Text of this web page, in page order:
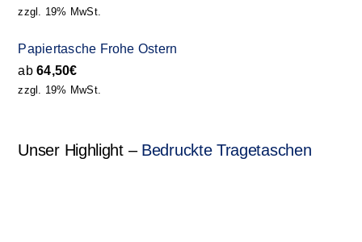
zzgl. 19% MwSt.
Papiertasche Frohe Ostern
ab64,50€
zzgl. 19% MwSt.
Unser Highlight – Bedruckte Tragetaschen